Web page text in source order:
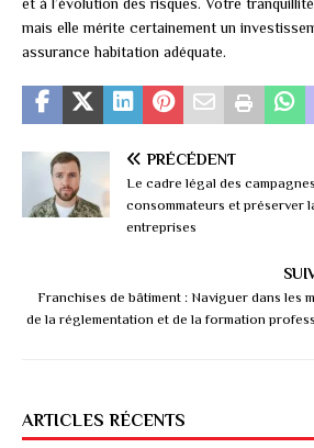
mais elle mérite certainement un
assurance habitation adéquate.
PRÉCÉDENT
Le cadre légal des
consommateurs et préserver
entreprises
Franchises de bâtiment : Naviguer dans les
de la réglementation et de la formation
ARTICLES RÉCENTS